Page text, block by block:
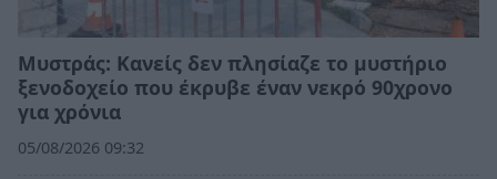
Mυστράς: Κανείς δεν πλησίαζε το μυστήριο
ξενοδοχείο που έκρυβε έναν νεκρό 90χρονο
για χρόνια
05/08/2026 09:32